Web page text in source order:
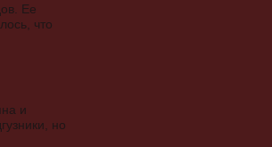
Ее
что
и
но